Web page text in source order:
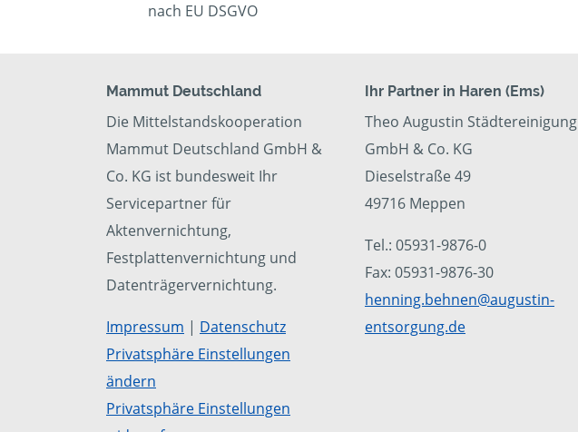
nach EU DSGVO
Mammut Deutschland
Die Mittelstandskooperation
Mammut Deutschland GmbH &
Co. KG ist bundesweit Ihr
Servicepartner für
Aktenvernichtung,
Festplattenvernichtung und
Datenträgervernichtung.
Impressum | Datenschutz
Privatsphäre Einstellungen
ändern
Privatsphäre Einstellungen
Ihr Partner in Haren (Ems)
Theo Augustin Städtereinigung
GmbH & Co. KG
Dieselstraße 49
49716 Meppen
Tel.: 05931-9876-0
Fax: 05931-9876-30
henning.behnen@augustin-
entsorgung.de